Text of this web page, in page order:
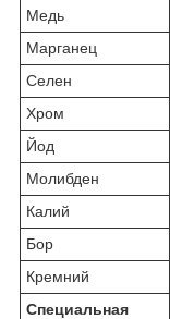
Медь
Марганец
Селен
Хром
Йод
Молибден
Калий
Бор
Кремний
Специальная